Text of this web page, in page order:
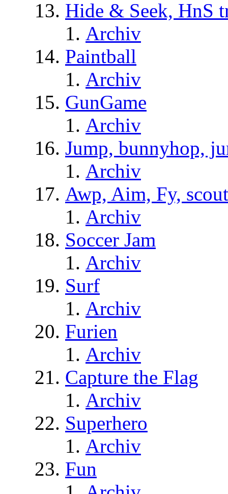
Hide & Seek, HnS
Archiv
Paintball
Archiv
GunGame
Archiv
Jump, bunnyhop,
Archiv
Awp, Aim, Fy,
Archiv
Soccer Jam
Archiv
Surf
Archiv
Furien
Archiv
Capture the Flag
Archiv
Superhero
Archiv
Fun